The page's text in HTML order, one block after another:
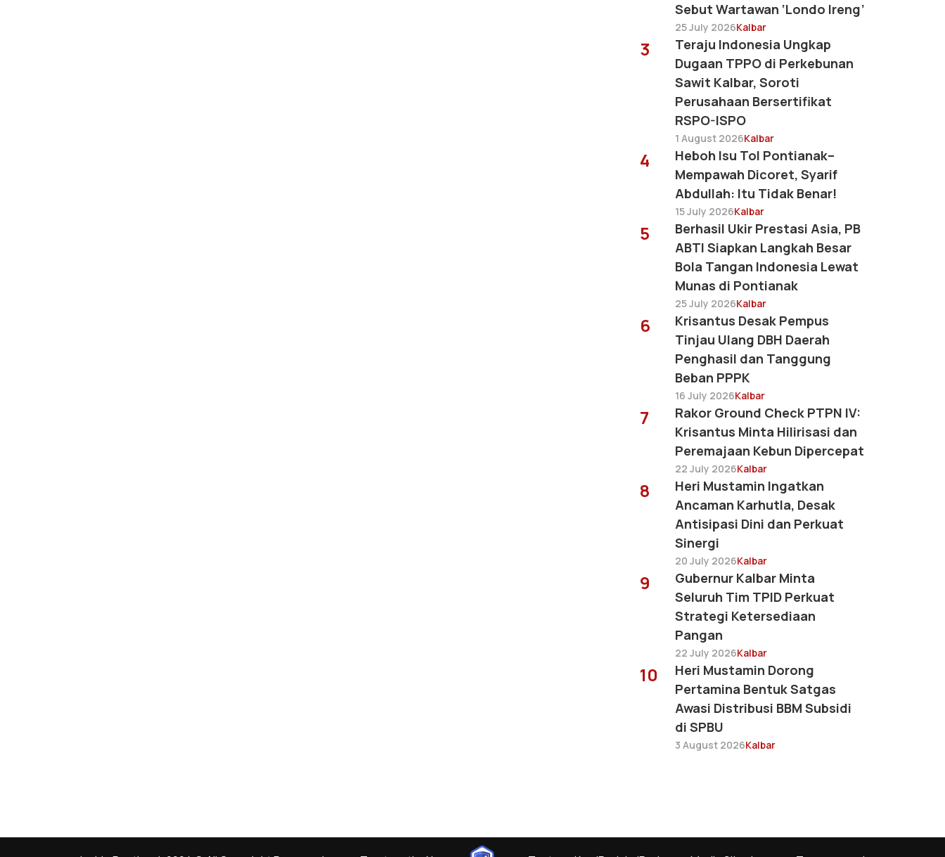
Sebut Wartawan ‘Londo Ireng’
25 July 2026Kalbar
3
Teraju Indonesia Ungkap
Dugaan TPPO di Perkebunan
Sawit Kalbar, Soroti
Perusahaan Bersertifikat
RSPO-ISPO
1 August 2026Kalbar
4
Heboh Isu Tol Pontianak–
Mempawah Dicoret, Syarif
Abdullah: Itu Tidak Benar!
15 July 2026Kalbar
5
Berhasil Ukir Prestasi Asia, PB
ABTI Siapkan Langkah Besar
Bola Tangan Indonesia Lewat
Munas di Pontianak
25 July 2026Kalbar
6
Krisantus Desak Pempus
Tinjau Ulang DBH Daerah
Penghasil dan Tanggung
Beban PPPK
16 July 2026Kalbar
7
Rakor Ground Check PTPN IV:
Krisantus Minta Hilirisasi dan
Peremajaan Kebun Dipercepat
22 July 2026Kalbar
8
Heri Mustamin Ingatkan
Ancaman Karhutla, Desak
Antisipasi Dini dan Perkuat
Sinergi
20 July 2026Kalbar
9
Gubernur Kalbar Minta
Seluruh Tim TPID Perkuat
Strategi Ketersediaan
Pangan
22 July 2026Kalbar
10
Heri Mustamin Dorong
Pertamina Bentuk Satgas
Awasi Distribusi BBM Subsidi
di SPBU
3 August 2026Kalbar